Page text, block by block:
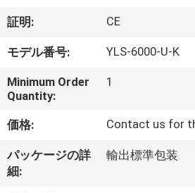
ち
に
関
し
て
証明: CE
モデル番号: YLS-6000-U-K
Minimum Order
Quantity:
1
価格: Contact us for
パッケージの詳
細:
輸出標準包装